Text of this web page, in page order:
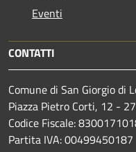
Eventi
CONTATTI
Comune di San Giorgio di
Piazza Pietro Corti, 12 -
Codice Fiscale:
Partita IVA: 00499450187